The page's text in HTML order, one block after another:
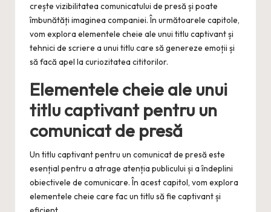
crește vizibilitatea comunicatului de presă și poate
îmbunătăți imaginea companiei. În următoarele capitole,
vom explora elementele cheie ale unui titlu captivant și
tehnici de scriere a unui titlu care să genereze emoții și
să facă apel la curiozitatea cititorilor.
Elementele cheie ale unui
titlu captivant pentru un
comunicat de presă
Un titlu captivant pentru un comunicat de presă este
esențial pentru a atrage atenția publicului și a îndeplini
obiectivele de comunicare. În acest capitol, vom explora
elementele cheie care fac un titlu să fie captivant și